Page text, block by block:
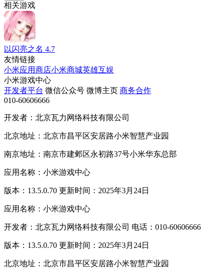
相关游戏
以闪亮之名 4.7
友情链接
小米应用商店小米商城英雄互娱
小米游戏中心
开发者平台 微信公众号 微博主页 商务合作
010-60606666
开发者：北京瓦力网络科技有限公司
北京地址：北京市昌平区安居路小米智慧产业园
南京地址：南京市建邺区永初路37号小米华东总部
应用名称：小米游戏中心
版本：13.5.0.70 更新时间：2025年3月24日
应用名称：小米游戏中心
开发者：北京瓦力网络科技有限公司 电话：010-60606666
版本：13.5.0.70 更新时间：2025年3月24日
北京地址：北京市昌平区安居路小米智慧产业园